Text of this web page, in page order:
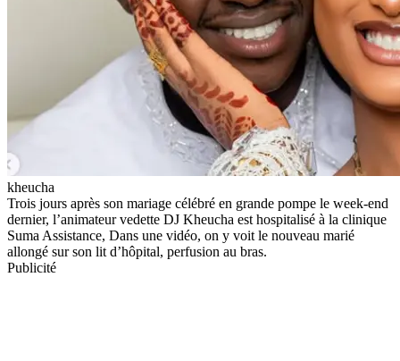
kheucha
Trois jours après son mariage célébré en grande pompe le week-end
dernier, l’animateur vedette DJ Kheucha est hospitalisé à la clinique
Suma Assistance, Dans une vidéo, on y voit le nouveau marié
allongé sur son lit d’hôpital, perfusion au bras.
Publicité